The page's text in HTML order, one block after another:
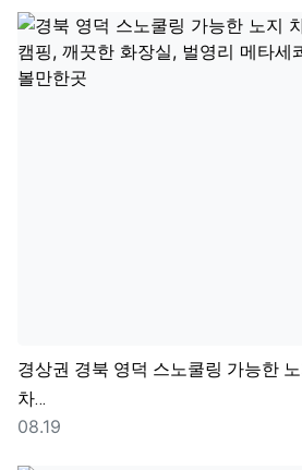
경상권 경북 영덕 스노쿨링 가능한
차…
등록일
08.19